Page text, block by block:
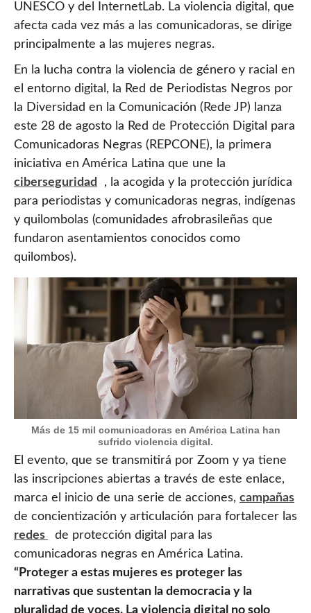
UNESCO y del InternetLab. La violencia digital, que
afecta cada vez más a las comunicadoras, se dirige
principalmente a las mujeres negras.
En la lucha contra la violencia de género y racial en
el entorno digital, la Red de Periodistas Negros por
la Diversidad en la Comunicación (Rede JP) lanza
este 28 de agosto la Red de Protección Digital para
Comunicadoras Negras (REPCONE), la primera
iniciativa en América Latina que une la
ciberseguridad
, la acogida y la protección jurídica
para periodistas y comunicadoras negras, indígenas
y quilombolas (comunidades afrobrasileñas que
fundaron asentamientos conocidos como
quilombos).
Más de 15 mil comunicadoras en América Latina han
sufrido violencia digital.
El evento, que se transmitirá por Zoom y ya tiene
las inscripciones abiertas a través de este enlace,
marca el inicio de una serie de acciones, campañas
de concientización y articulación para fortalecer las
redes
de protección digital para las
comunicadoras negras en América Latina.
“Proteger a estas mujeres es proteger las
narrativas que sustentan la democracia y la
pluralidad de voces. La violencia digital no solo